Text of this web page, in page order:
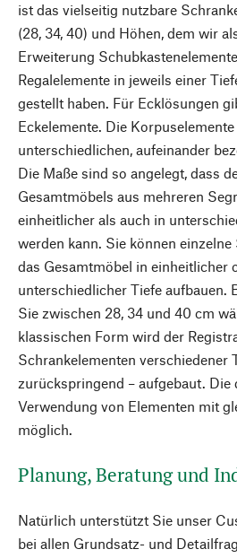
ist das vielseitig nutzbare
(28, 34, 40) und Höhen, dem wir
Erweiterung
Regalelemente in jeweils einer
gestellt haben. Für Ecklösungen
Eckelemente. Die
unterschiedlichen, aufeinander
Die Maße sind so angelegt, dass
Gesamtmöbels aus mehreren
einheitlicher als auch in
werden kann. Sie können einzelne
das Gesamtmöbel in einheitlicher
unterschiedlicher Tiefe aufbauen.
Sie zwischen 28, 34 und 40 cm
klassischen Form wird der
Schrankelementen verschiedener
zurückspringend – aufgebaut. Die
Verwendung von Elementen mit
möglich.
Planung, Beratung und
Natürlich unterstützt Sie unser
bei allen Grundsatz- und